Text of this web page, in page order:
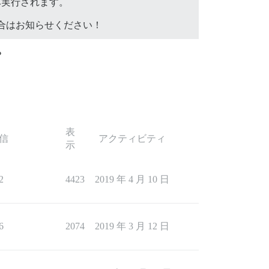
行されます。
お知らせください！
表
示
アクティビティ
4423 2019 年 4 月 10 日
2074 2019 年 3 月 12 日